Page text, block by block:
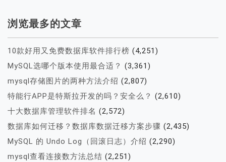
浏览最多的文章
10款好用又免费数据库软件排行榜 (4,251)
MySQL选哪个版本使用最合适？ (3,361)
mysql存储图片的两种方法介绍 (2,807)
特能行APP是特斯拉开发的吗？安全么？ (2,610)
十大数据库管理软件排名 (2,572)
数据库如何迁移？数据库数据迁移方案步骤 (2,435)
MySQL 的 Undo Log（回滚日志）介绍 (2,290)
mysql查看连接数方法总结 (2,251)